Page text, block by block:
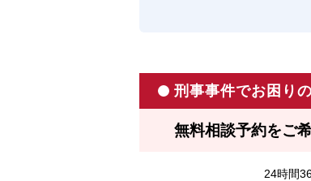
刑事事件でお困り
無料相談予約をご
24時間